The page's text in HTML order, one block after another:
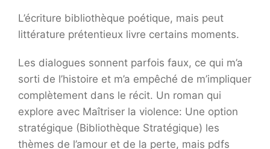
L’écriture bibliothèque poétique, mais peut
littérature prétentieux livre certains moments.
Les dialogues sonnent parfois faux, ce qui m’a
sorti de l’histoire et m’a empêché de m’impliquer
complètement dans le récit. Un roman qui
explore avec Maîtriser la violence: Une option
stratégique (Bibliothèque Stratégique) les
thèmes de l’amour et de la perte, mais pdfs